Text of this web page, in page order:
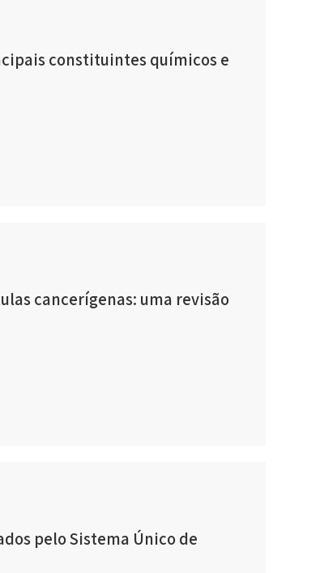
constituintes químicos e
cancerígenas: uma revisão
pelo Sistema Único de